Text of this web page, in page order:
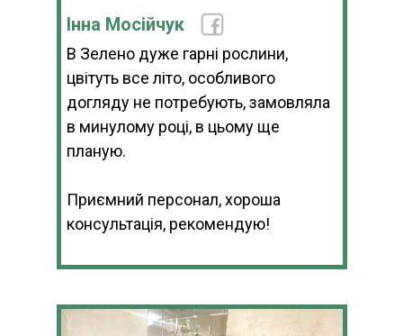
Інна Мосійчук
В Зелено дуже гарні рослини,
цвітуть все літо, особливого
догляду не потребують, замовляла
в минулому році, в цьому ще
планую.
Приємний персонал, хороша
консультація, рекомендую!